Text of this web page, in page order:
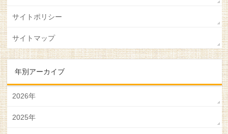
サイトポリシー
サイトマップ
年別アーカイブ
2026年
2025年